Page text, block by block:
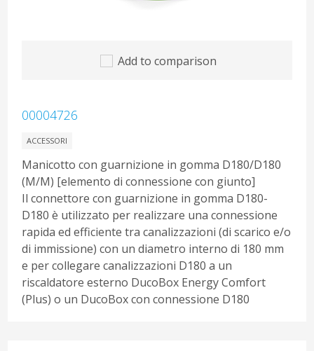
Add to comparison
00004726
ACCESSORI
Manicotto con guarnizione in gomma D180/D180
(M/M) [elemento di connessione con giunto]
Il connettore con guarnizione in gomma D180-
D180 è utilizzato per realizzare una connessione
rapida ed efficiente tra canalizzazioni (di scarico e/o
di immissione) con un diametro interno di 180 mm
e per collegare canalizzazioni D180 a un
riscaldatore esterno DucoBox Energy Comfort
(Plus) o un DucoBox con connessione D180